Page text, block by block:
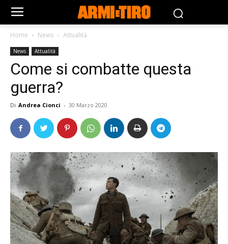
Home News Attualità
News Attualità
Come si combatte questa
guerra?
Di Andrea Cionci - 30 Marzo 2020